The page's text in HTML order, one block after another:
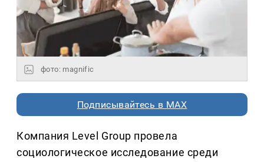
фото: magnific
Подписывайтесь в MAX
Компания Level Group провела
социологическое исследование среди